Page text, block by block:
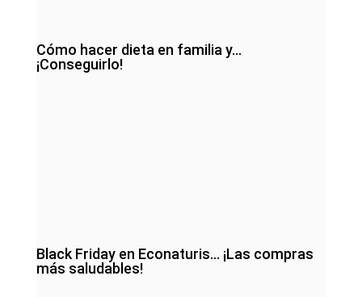
Cómo hacer dieta en familia y…
¡Conseguirlo!
Black Friday en Econaturis… ¡Las compras
más saludables!